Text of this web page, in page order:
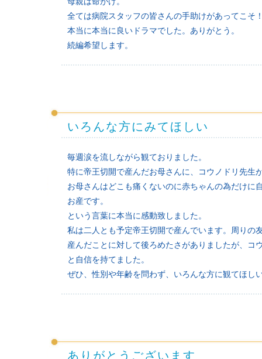
全ては病院スタッフの皆さんの手助けがあってこそ
本当に本当に良いドラマでした。ありがとう。
続編希望します。
いろんな方にみてほしい
毎週涙を流しながら観ておりました。
特に帝王切開で産んだお母さんに、コウノドリ先生
お母さんはどこも痛くないのに赤ちゃんの為だけに
お産です。
という言葉に本当に感動致しました。
私は二人とも予定帝王切開で産んでいます。周りの
産んだことに対して後ろめたさがありましたが、コ
と自信を持てました。
ぜひ、性別や年齢を問わず、いろんな方に観てほし
ありがとうございます